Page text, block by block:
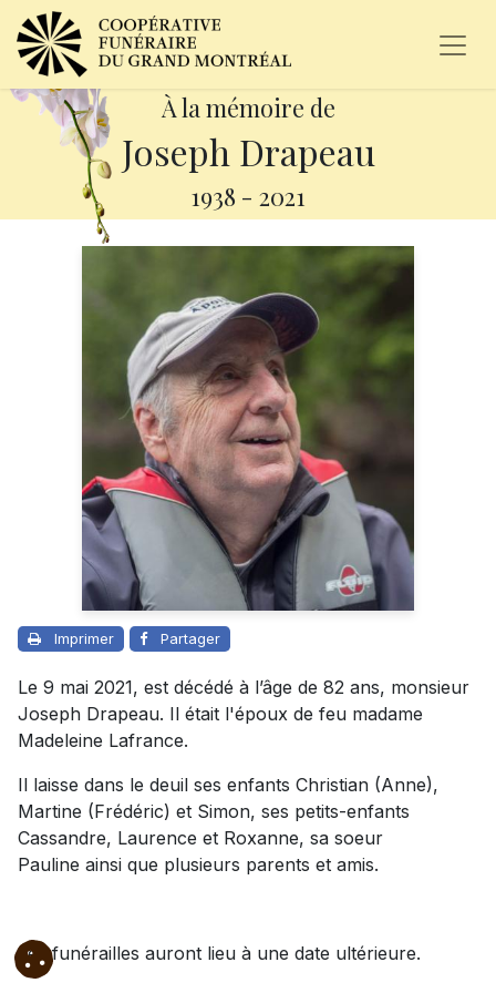
À la mémoire de
Joseph Drapeau
1938 - 2021
Imprimer Partager
Le 9 mai 2021, est décédé à l’âge de 82 ans, monsieur
Joseph Drapeau. Il était l'époux de feu madame
Madeleine Lafrance.
Il laisse dans le deuil ses enfants Christian (Anne),
Martine (Frédéric) et Simon, ses petits-enfants
Cassandre, Laurence et Roxanne, sa soeur
Pauline ainsi que plusieurs parents et amis.
Les funérailles auront lieu à une date ultérieure.